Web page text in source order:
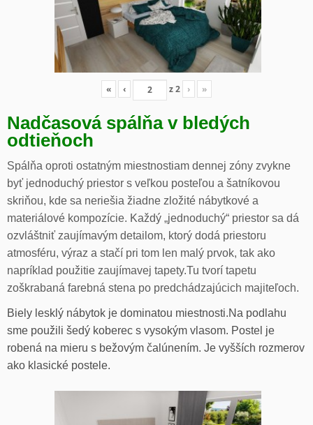
« ‹ z2 › »
Nadčasová spálňa v bledých
odtieňoch
Spálňa oproti ostatným miestnostiam dennej zóny zvykne
byť jednoduchý priestor s veľkou posteľou a šatníkovou
skriňou, kde sa neriešia žiadne zložité nábytkové a
materiálové kompozície. Každý „jednoduchý“ priestor sa dá
ozvláštniť zaujímavým detailom, ktorý dodá priestoru
atmosféru, výraz a stačí pri tom len malý prvok, tak ako
napríklad použitie zaujímavej tapety.Tu tvorí tapetu
zoškrabaná farebná stena po predchádzajúcich majiteľoch.
Biely lesklý nábytok je dominatou miestnosti.Na podlahu
sme použili šedý koberec s vysokým vlasom. Postel je
robená na mieru s bežovým čalúnením. Je vyšších rozmerov
ako klasické postele.